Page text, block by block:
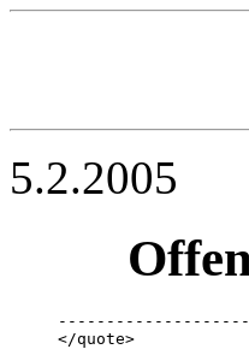
5.2.2005
</quote>